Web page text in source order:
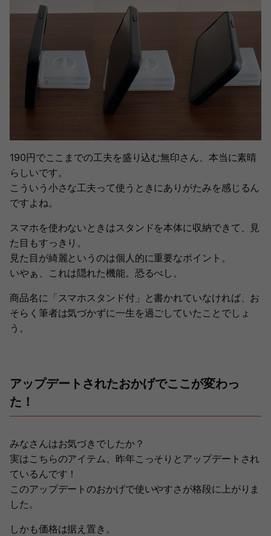
190円でここまでの工夫を盛り込む無印さん、本当に素晴
らしいです。
こういう小さな工夫って使うときにありがたみを感じるん
ですよね。
スマホを使わないときはスタンドを本体に収納できて、見
た目もすっきり。
見た目が綺麗というのは個人的に重要なポイント。
いやぁ、これは隠れた機能。恐るべし。
商品名に「スマホスタンド付」と書かれていなければ、お
そらく筆者は気づかずに一生を過ごしていたことでしょ
う。
アップデートされたおかげでここが変わっ
た！
みなさんはお気づきでしたか？
実はこちらのアイテム、昨年こっそりとアップデートされ
ているんです！
このアップデートのおかげで使いやすさが格段に上がりま
した。
しかも価格は据え置き。